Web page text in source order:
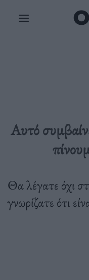
Αυτό
Θα λέγατε όχι
γνωρίζατε ότι